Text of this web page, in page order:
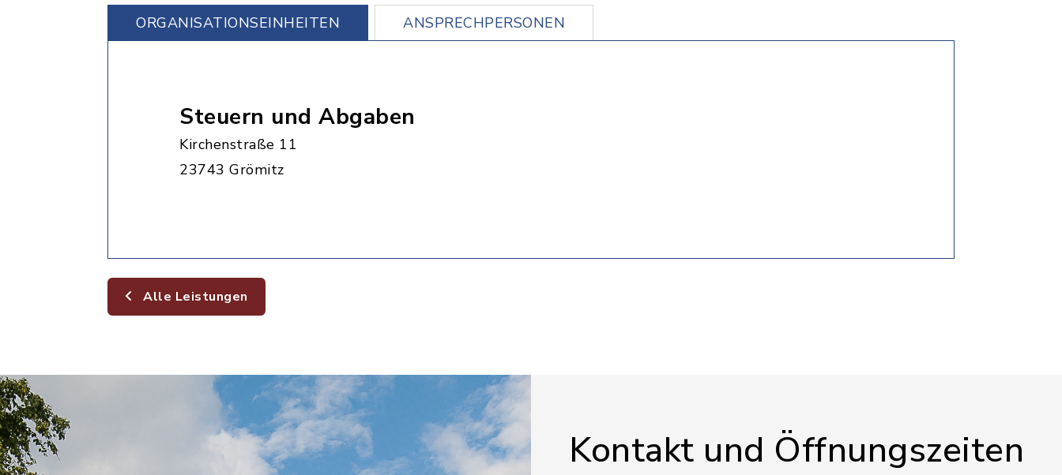
ORGANISATIONS­EINHEITEN ANSPRECHPERSONEN
Steuern und Abgaben
Kirchenstraße 11
23743 Grömitz
Alle Leistungen
Kontakt und Öffnungszeiten